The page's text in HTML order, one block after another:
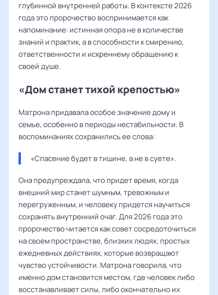
глубинной внутренней работы. В контексте 2026
года это пророчество воспринимается как
напоминание: истинная опора не в количестве
знаний и практик, а в способности к смирению,
ответственности и искреннему обращению к
своей душе.
«Дом станет тихой крепостью»
Матрона придавала особое значение дому и
семье, особенно в периоды нестабильности. В
воспоминаниях сохранились ее слова:
«Спасение будет в тишине, а не в суете».
Она предупреждала, что придет время, когда
внешний мир станет шумным, тревожным и
перегруженным, и человеку придется научиться
сохранять внутренний очаг. Для 2026 года это
пророчество читается как совет сосредоточиться
на своем пространстве, близких людях, простых
ежедневных действиях, которые возвращают
чувство устойчивости. Матрона говорила, что
именно дом становится местом, где человек либо
восстанавливает силы, либо окончательно их